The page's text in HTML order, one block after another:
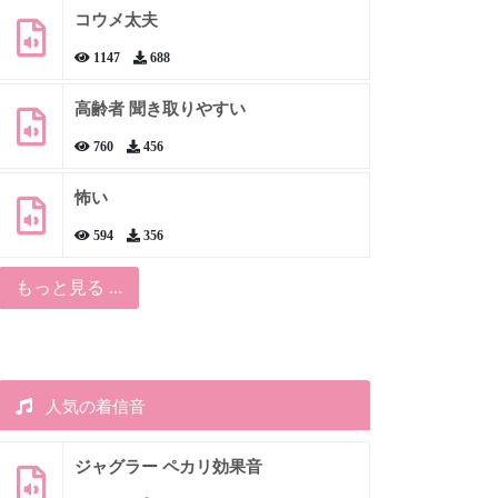
コウメ太夫
1147 688
高齢者 聞き取りやすい
760 456
怖い
594 356
もっと見る ...
人気の着信音
ジャグラー ペカリ効果音